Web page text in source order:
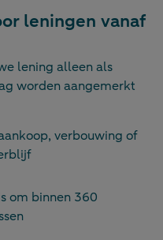
leningen vanaf
lening alleen als
worden aangemerkt
verbouwing of
om binnen 360